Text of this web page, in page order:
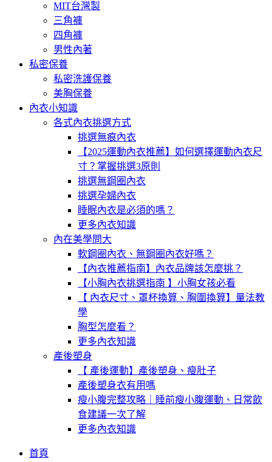
MIT台灣製
三角褲
四角褲
男性內著
私密保養
私密洗護保養
美胸保養
內衣小知識
各式內衣挑選方式
挑選無痕內衣
【2025運動內衣推薦】如何選擇運動內衣尺
寸？掌握挑選3原則
挑選無鋼圈內衣
挑選孕婦內衣
睡眠內衣是必須的嗎？
更多內衣知識
內在美學問大
軟鋼圈內衣、無鋼圈內衣好嗎？
【內衣推薦指南】內衣品牌該怎麼挑？
【小胸內衣挑選指南 】小胸女孩必看
【 內衣尺寸、罩杯換算、胸圍換算】量法教
學
胸型怎麼看？
更多內衣知識
產後塑身
【 產後運動】產後塑身、瘦肚子
產後塑身衣有用嗎
瘦小腹完整攻略｜睡前瘦小腹運動、日常飲
食建議一次了解
更多內衣知識
首頁